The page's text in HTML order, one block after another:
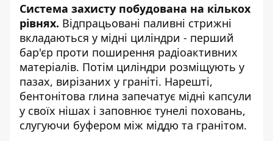
Система захисту побудована на кількох
рівнях. Відпрацьовані паливні стрижні
вкладаються у мідні циліндри - перший
бар'єр проти поширення радіоактивних
матеріалів. Потім циліндри розміщують у
пазах, вирізаних у граніті. Нарешті,
бентонітова глина запечатує мідні капсули
у своїх нішах і заповнює тунелі поховань,
слугуючи буфером між міддю та гранітом.